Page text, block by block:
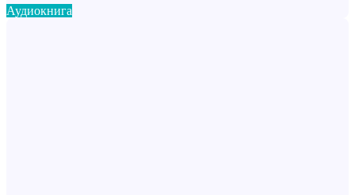
Аудиокнига